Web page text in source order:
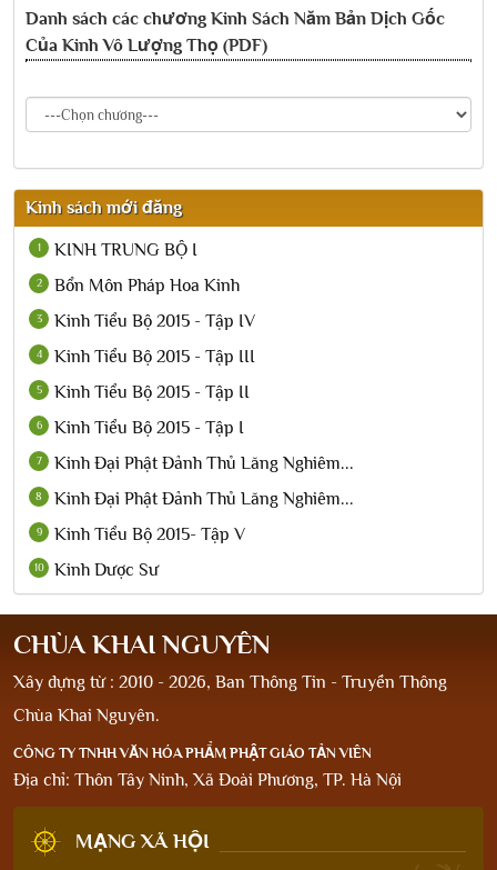
Danh sách các chương Kinh Sách Năm Bản Dịch Gốc
Của Kinh Vô Lượng Thọ (PDF)
Kinh sách mới đăng
1 KINH TRUNG BỘ I
2 Bổn Môn Pháp Hoa Kinh
3 Kinh Tiểu Bộ 2015 - Tập IV
4 Kinh Tiểu Bộ 2015 - Tập III
5 Kinh Tiểu Bộ 2015 - Tập II
6 Kinh Tiểu Bộ 2015 - Tập I
7 Kinh Đại Phật Đảnh Thủ Lăng Nghiêm...
8 Kinh Đại Phật Đảnh Thủ Lăng Nghiêm...
9 Kinh Tiểu Bộ 2015- Tập V
10 Kinh Dược Sư
CHÙA KHAI NGUYÊN
Xây dựng từ : 2010 - 2026, Ban Thông Tin - Truyền Thông
Chùa Khai Nguyên.
CÔNG TY TNHH VĂN HÓA PHẨM PHẬT GIÁO TẢN VIÊN
Địa chỉ: Thôn Tây Ninh, Xã Đoài Phương, TP. Hà Nội
MẠNG XÃ HỘI